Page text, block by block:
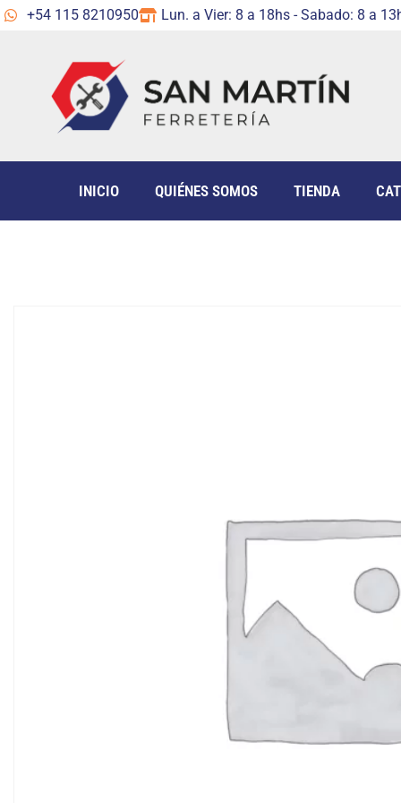
+54 115 8210950 Lun. a Vier: 8 a 18hs - Sabado: 8 a
INICIO QUIÉNES SOMOS TIENDA